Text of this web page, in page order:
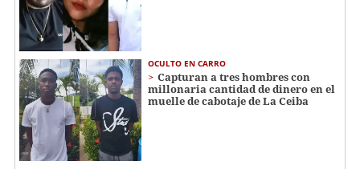
OCULTO EN CARRO
Capturan a tres hombres con
millonaria cantidad de dinero en el
muelle de cabotaje de La Ceiba